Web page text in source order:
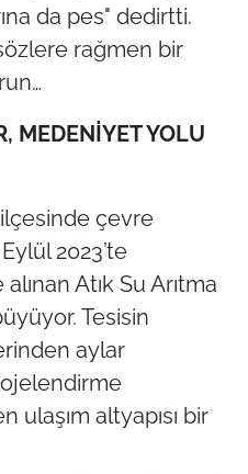
da pes" dedirtti.
rağmen bir
MEDENİYET YOLU
ilçesinde çevre
2023’te
Atık Su Arıtma
Tesisin
aylar
ulaşım altyapısı bir